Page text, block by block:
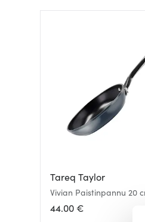
Tareq Taylor
Vivian Paistinpannu 20
44.00 €